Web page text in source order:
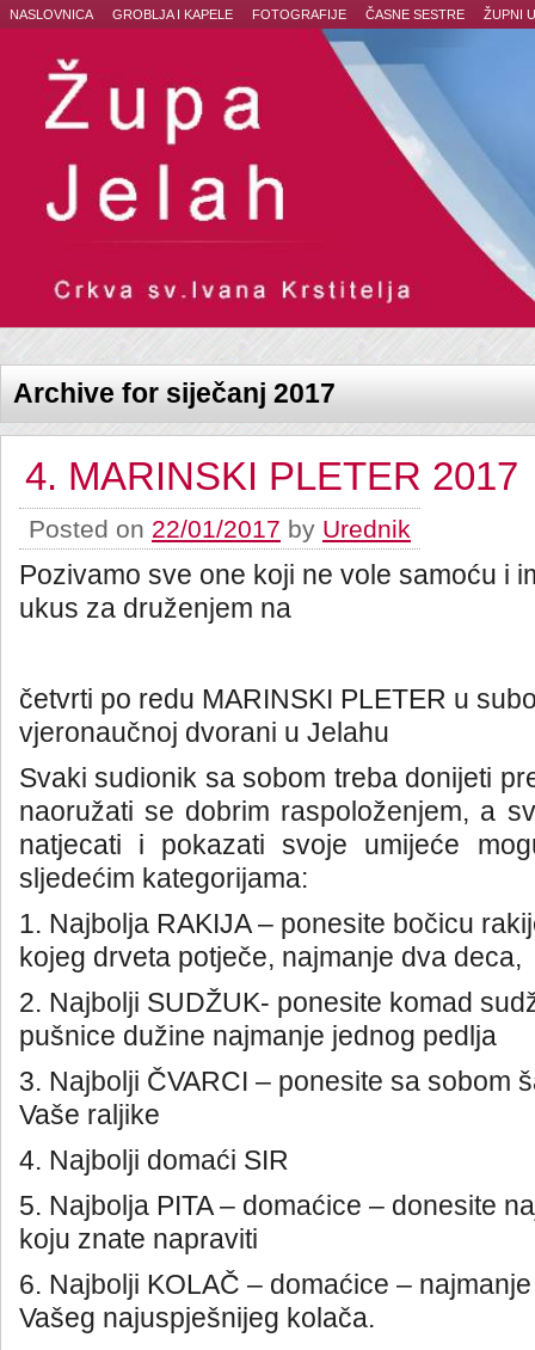
NASLOVNICA GROBLJA I KAPELE FOTOGRAFIJE ČASNE SESTRE ŽUPNI
Archive for siječanj 2017
4. MARINSKI PLETER 2017
Posted on 22/01/2017 by Urednik
Pozivamo sve one koji ne vole samoću i
ukus za druženjem na
četvrti po redu MARINSKI PLETER u
vjeronaučnoj dvorani u Jelahu
Svaki sudionik sa sobom treba donijeti
naoružati se dobrim raspoloženjem, a
natjecati i pokazati svoje umijeće
sljedećim kategorijama:
1. Najbolja RAKIJA – ponesite bočicu
kojeg drveta potječe, najmanje dva deca,
2. Najbolji SUDŽUK- ponesite komad
pušnice dužine najmanje jednog pedlja
3. Najbolji ČVARCI – ponesite sa sobom
Vaše raljike
4. Najbolji domaći SIR
5. Najbolja PITA – domaćice – donesite
koju znate napraviti
6. Najbolji KOLAČ – domaćice –
Vašeg najuspješnijeg kolača.